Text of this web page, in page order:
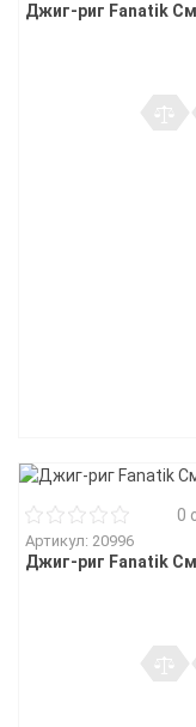
Джиг-риг Fanatik
0
Артикул: 20996
Джиг-риг Fanatik